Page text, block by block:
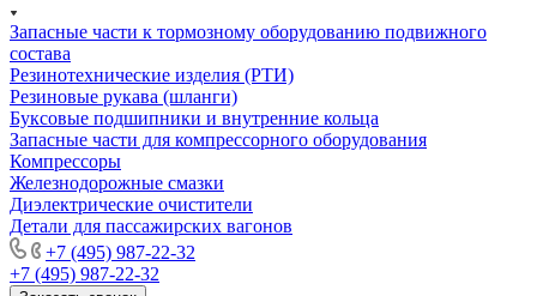
Запасные части к тормозному оборудованию подвижного
состава
Резинотехнические изделия (РТИ)
Резиновые рукава (шланги)
Буксовые подшипники и внутренние кольца
Запасные части для компрессорного оборудования
Компрессоры
Железнодорожные смазки
Диэлектрические очистители
Детали для пассажирских вагонов
+7 (495) 987-22-32
+7 (495) 987-22-32